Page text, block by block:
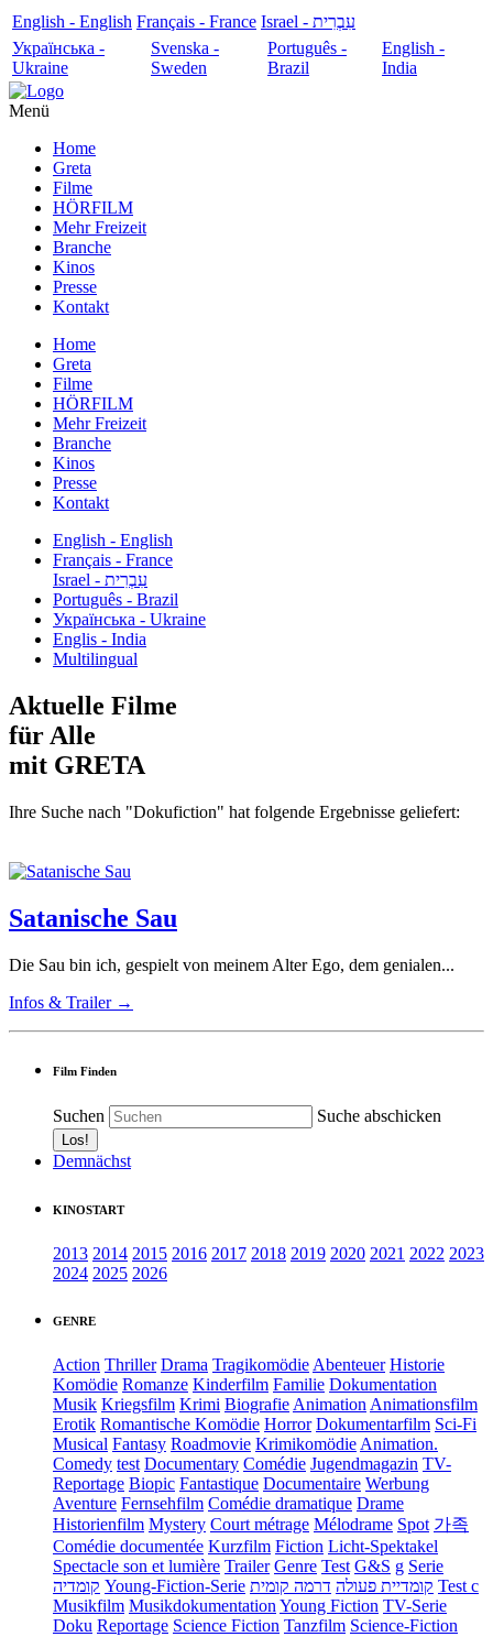
English - English Français - France
עִבְרִית - Israel
Українська -
Ukraine
Svenska -
Sweden
Português -
Brazil
English -
India
Menü
Home
Greta
Filme
HÖRFILM
Mehr Freizeit
Branche
Kinos
Presse
Kontakt
Home
Greta
Filme
HÖRFILM
Mehr Freizeit
Branche
Kinos
Presse
Kontakt
English - English
Français - France
עִבְרִית - Israel
Português - Brazil
Українська - Ukraine
Englis - India
Multilingual
Aktuelle Filme
für Alle
mit GRETA
Ihre Suche nach "Dokufiction" hat folgende Ergebnisse geliefert:
Satanische Sau
Die Sau bin ich, gespielt von meinem Alter Ego, dem genialen...
Infos & Trailer →
Film Finden
Suchen Suche abschicken
Demnächst
KINOSTART
2013 2014 2015 2016 2017 2018 2019 2020 2021 2022 2023
2024 2025 2026
GENRE
Action Thriller Drama TragikomödieAbenteuer Historie
Komödie Romanze Kinderfilm Familie Dokumentation
Musik Kriegsfilm Krimi BiografieAnimationAnimationsfilm
Erotik Romantische Komödie Horror Dokumentarfilm Sci-Fi
Musical Fantasy Roadmovie KrimikomödieAnimation.
Comedy test Documentary Comédie Jugendmagazin TV-
Reportage Biopic Fantastique Documentaire Werbung
Aventure Fernsehfilm Comédie dramatique Drame
Historienfilm Mystery Court métrage Mélodrame Spot 가족
Comédie documentée Kurzfilm Fiction Licht-Spektakel
Spectacle son et lumière Trailer Genre Test G&S g Serie
קומדיה Young-Fiction-Serie קומדיית פעולה דרמה קומית
Test c
Musikfilm MusikdokumentationYoung Fiction TV-Serie
Doku Reportage Science Fiction Tanzfilm Science-Fiction